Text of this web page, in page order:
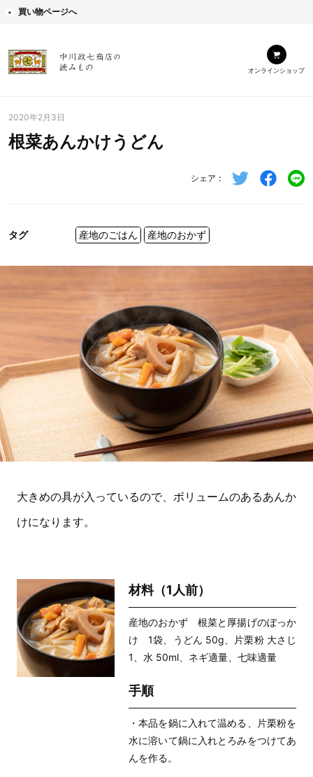
買い物ページへ
オンラインショップ
2020年2月3日
根菜あんかけうどん
シェア
タグ 産地のごはん 産地のおかず
大きめの具が入っているので、ボリュームのあるあんか
けになります。
材料（1人前）
産地のおかず 根菜と厚揚げのぼっか
け 1袋、うどん 50g、片栗粉 大さじ
1、水 50ml、ネギ適量、七味適量
手順
・本品を鍋に入れて温める、片栗粉を
水に溶いて鍋に入れとろみをつけてあ
んを作る。